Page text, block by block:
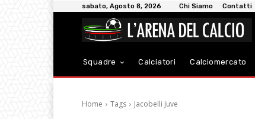
sabato, Agosto 8, 2026 Chi Siamo Contatti
Squadre Calciatori Calciomercato
Home Tags Jacobelli Juve